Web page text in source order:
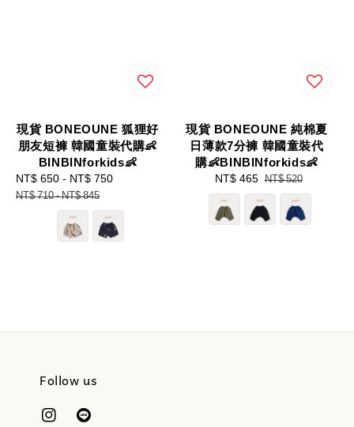
現貨 BONEOUNE 狐狸好
朋友短褲 韓國童裝代購👶
BINBINforkids👶
Sale
price
NT$ 650 - NT$ 750
NT$ 710-NT$ 845
現貨 BONEOUNE 純棉夏
日薄款7分褲 韓國童裝代
購👶BINBINforkids👶
Sale
price
NT$ 465 Regular
price
NT$ 520
Follow us